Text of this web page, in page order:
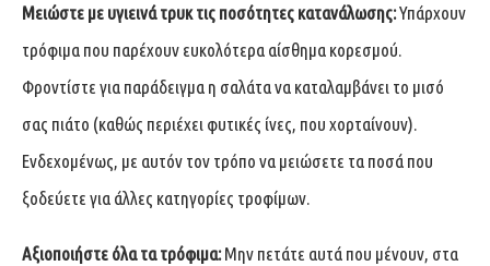
Μειώστε με υγιεινά τρυκ τις ποσότητες κατανάλωσης:Υπάρχουν
τρόφιμα που παρέχουν ευκολότερα αίσθημα κορεσμού.
Φροντίστε για παράδειγμα η σαλάτα να καταλαμβάνει το μισό
σας πιάτο (καθώς περιέχει φυτικές ίνες, που χορταίνουν).
Ενδεχομένως, με αυτόν τον τρόπο να μειώσετε τα ποσά που
ξοδεύετε για άλλες κατηγορίες τροφίμων.
Αξιοποιήστε όλα τα τρόφιμα:Μην πετάτε αυτά που μένουν, στα